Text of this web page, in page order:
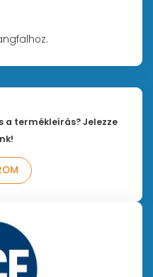
a termékleírás? Jelezze